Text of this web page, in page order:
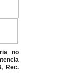
no
Rec.